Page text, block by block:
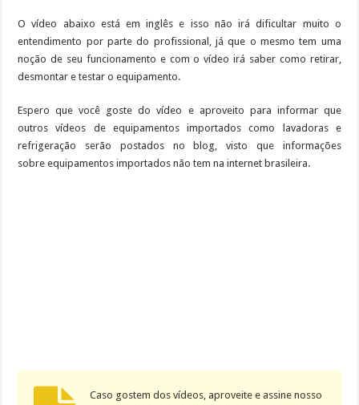
O vídeo abaixo está em inglês e isso não irá dificultar muito o
entendimento por parte do profissional, já que o mesmo tem uma
noção de seu funcionamento e com o vídeo irá saber como retirar,
desmontar e testar o equipamento.
Espero que você goste do vídeo e aproveito para informar que
outros vídeos de equipamentos importados como lavadoras e
refrigeração serão postados no blog, visto que informações
sobre equipamentos importados não tem na internet brasileira.
Caso gostem dos vídeos, aproveite e assine nosso